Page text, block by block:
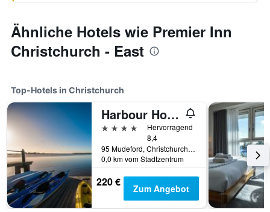
Ähnliche Hotels wie Premier Inn
Christchurch - East
Top-Hotels in Christchurch
Harbour Hotel & Spa Christchurch
4 Sterne
Hervorragend
8,4
95 Mudeford, Christchurch, Großbritannien
0,0 km vom Stadtzentrum
220 € Zum Angebot